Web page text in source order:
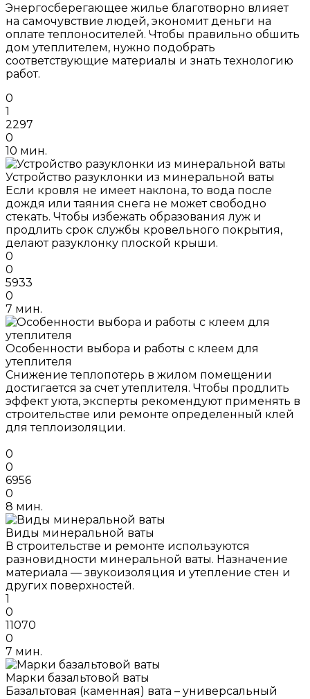
Энергосберегающее жилье благотворно влияет
на самочувствие людей, экономит деньги на
оплате теплоносителей. Чтобы правильно обшить
дом утеплителем, нужно подобрать
соответствующие материалы и знать технологию
работ.
0
1
2297
0
10 мин.
Устройство разуклонки из минеральной ваты
Если кровля не имеет наклона, то вода после
дождя или таяния снега не может свободно
стекать. Чтобы избежать образования луж и
продлить срок службы кровельного покрытия,
делают разуклонку плоской крыши.
0
0
5933
0
7 мин.
Особенности выбора и работы с клеем для
утеплителя
Снижение теплопотерь в жилом помещении
достигается за счет утеплителя. Чтобы продлить
эффект уюта, эксперты рекомендуют применять в
строительстве или ремонте определенный клей
для теплоизоляции.
0
0
6956
0
8 мин.
Виды минеральной ваты
В строительстве и ремонте используются
разновидности минеральной ваты. Назначение
материала — звукоизоляция и утепление стен и
других поверхностей.
1
0
11070
0
7 мин.
Марки базальтовой ваты
Базальтовая (каменная) вата – универсальный